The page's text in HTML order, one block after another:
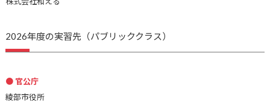
2026年度の実習先（パブリッククラス）
官公庁
綾部市役所